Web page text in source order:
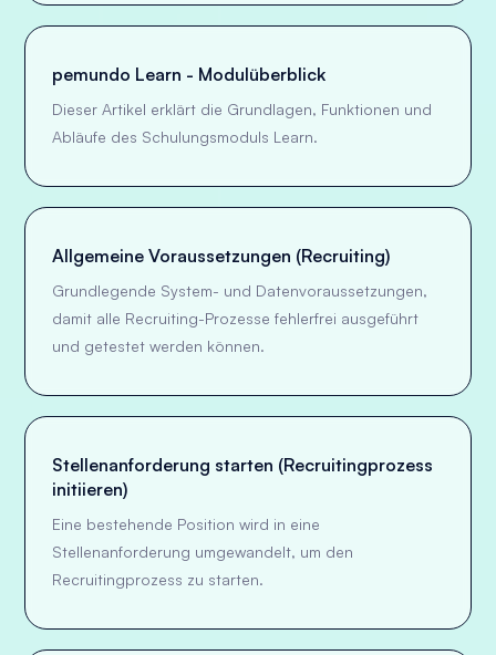
pemundo Learn - Modulüberblick
Dieser Artikel erklärt die Grundlagen, Funktionen und
Abläufe des Schulungsmoduls Learn.
Allgemeine Voraussetzungen (Recruiting)
Grundlegende System- und Datenvoraussetzungen,
damit alle Recruiting-Prozesse fehlerfrei ausgeführt
und getestet werden können.
Stellenanforderung starten (Recruitingprozess
initiieren)
Eine bestehende Position wird in eine
Stellenanforderung umgewandelt, um den
Recruitingprozess zu starten.